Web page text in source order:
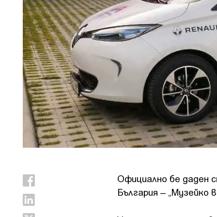
Официално бе даден
България – „Музейко в